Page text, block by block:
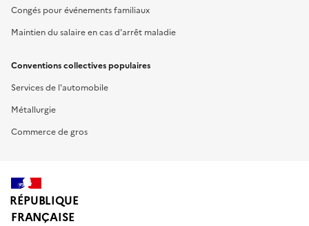
Congés pour événements familiaux
Maintien du salaire en cas d'arrêt maladie
Conventions collectives populaires
Services de l'automobile
Métallurgie
Commerce de gros
RÉPUBLIQUE
FRANÇAISE